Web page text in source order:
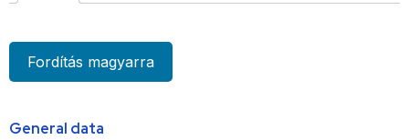
Fordítás magyarra
General data